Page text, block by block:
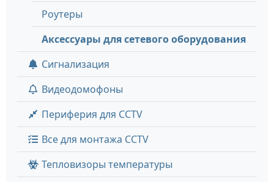
Роутеры
Аксессуары для сетевого оборудования
Сигнализация
Видеодомофоны
Периферия для CCTV
Все для монтажа CCTV
Тепловизоры температуры